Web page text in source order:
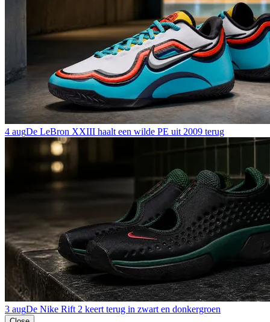
4 augDe LeBron XXIII haalt een wilde PE uit 2009 terug
3 augDe Nike Rift 2 keert terug in zwart en donkergroen